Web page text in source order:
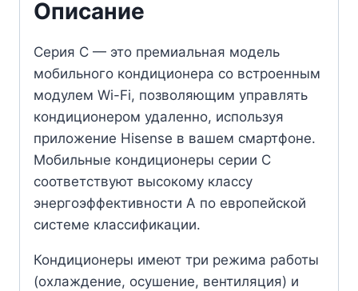
Описание
Серия C — это премиальная модель
мобильного кондиционера со встроенным
модулем Wi-Fi, позволяющим управлять
кондиционером удаленно, используя
приложение Hisense в вашем смартфоне.
Мобильные кондиционеры серии C
соответствуют высокому классу
энергоэффективности A по европейской
системе классификации.
Кондиционеры имеют три режима работы
(охлаждение, осушение, вентиляция) и